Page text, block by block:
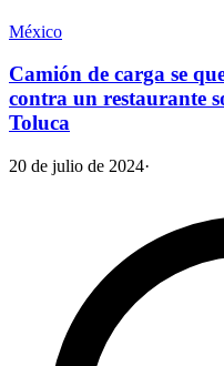
México
Camión de carga se
contra un restaurante
Toluca
20 de julio de 2024·